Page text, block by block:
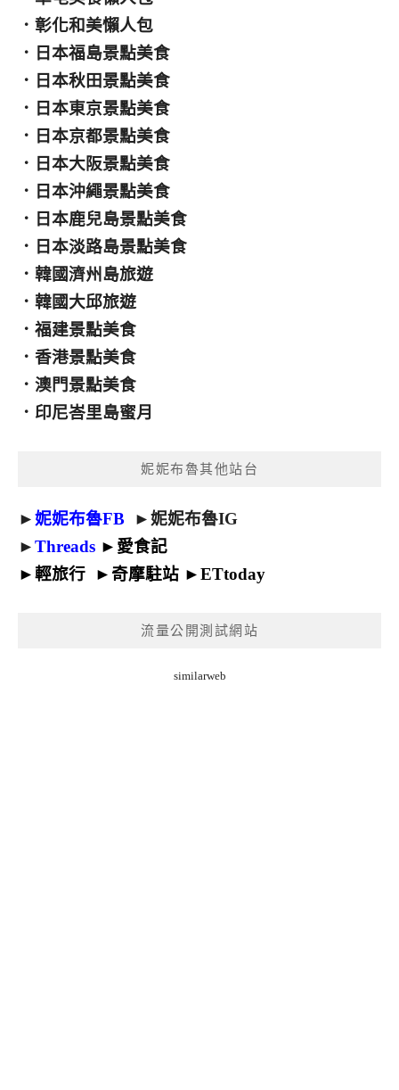
． 彰化和美懶人包
． 日本福島景點美食
． 日本秋田景點美食
． 日本東京景點美食
． 日本京都景點美食
． 日本大阪景點美食
． 日本沖繩景點美食
． 日本鹿兒島景點美食
． 日本淡路島景點美食
． 韓國濟州島旅遊
． 韓國大邱旅遊
． 福建景點美食
． 香港景點美食
． 澳門景點美食
． 印尼峇里島蜜月
妮妮布魯其他站台
►妮妮布魯FB ►妮妮布魯IG
►Threads ► 愛食記
►輕旅行 ► 奇摩駐站 ►ETtoday
流量公開測試網站
similarweb